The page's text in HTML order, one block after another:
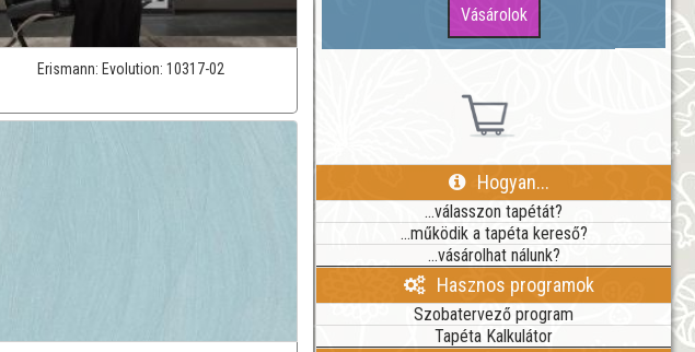
Erismann:Evolution:10317-02
Hogyan...
...válasszon tapétát?
...működik a tapéta kereső?
...vásárolhat nálunk?
Hasznos programok
Szobatervező program
Tapéta Kalkulátor